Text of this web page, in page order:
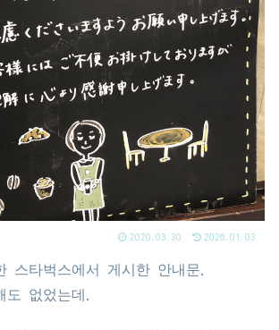
2020.03.30 2026.01.03
스타벅스에서 게시한 안내문.
도 없었는데.